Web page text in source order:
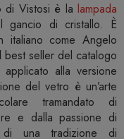
di Vistosi è la lampada
gancio di cristallo. È
italiano come Angelo
best seller del catalogo
alla versione
del vetro è un’arte
tramandato di
e dalla passione di
di una tradizione di